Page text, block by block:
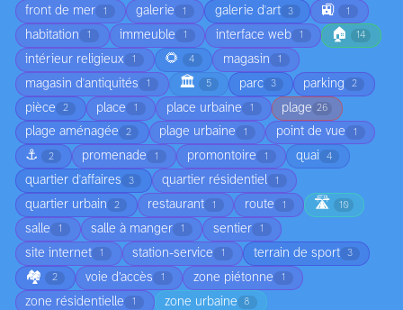
front de mer 1 galerie 1 galerie d'art 3 🚉 1
habitation 1 immeuble 1 interface web 1 🏠 14
intérieur religieux 1 🌻 4 magasin 1
magasin d'antiquités 1 🏛️ 5 parc 3 parking 2
pièce 2 place 1 place urbaine 1 plage 26
plage aménagée 2 plage urbaine 1 point de vue 1
⚓ 2 promenade 1 promontoire 1 quai 4
quartier d'affaires 3 quartier résidentiel 1
quartier urbain 2 restaurant 1 route 1 🛣️ 10
salle 1 salle à manger 1 sentier 1
site internet 1 station-service 1 terrain de sport 3
🏘️ 2 voie d’accès 1 zone piétonne 1
zone résidentielle 1 zone urbaine 8